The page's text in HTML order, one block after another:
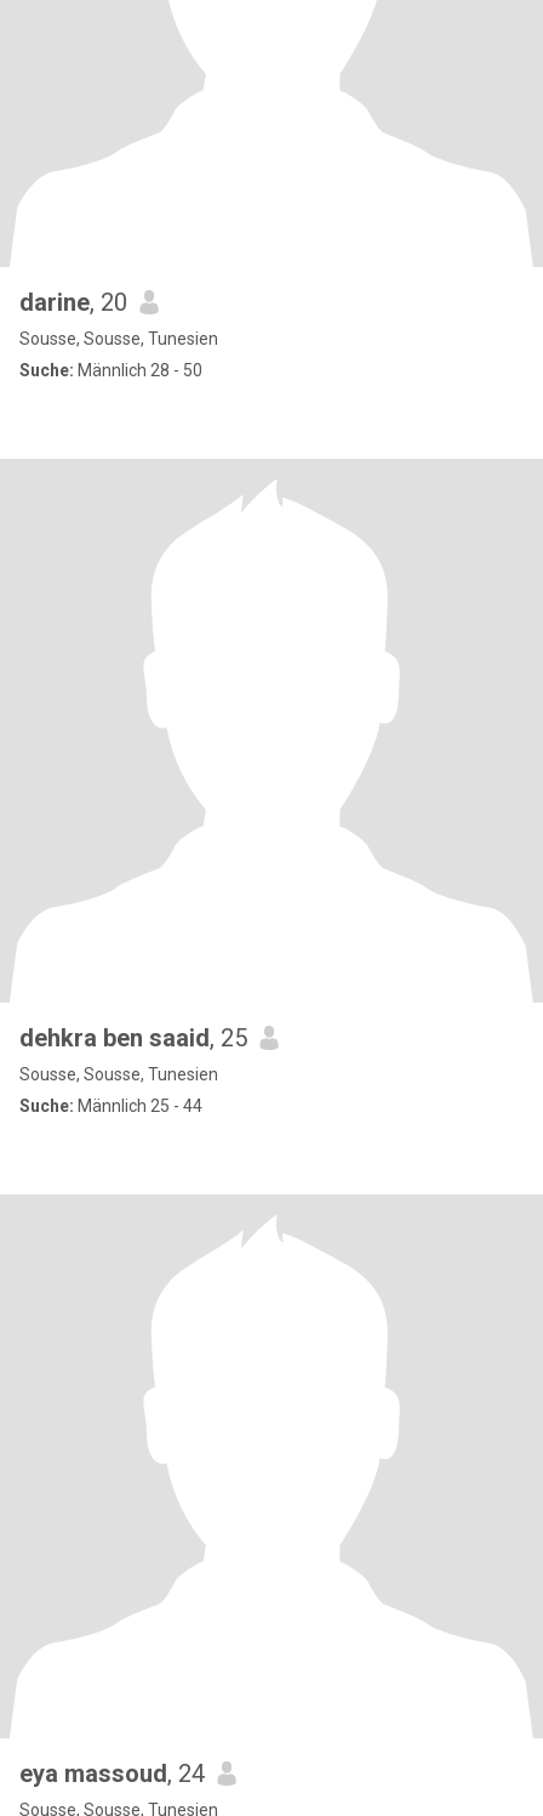
darine, 20
Sousse, Sousse, Tunesien
Suche: Männlich 28 - 50
dehkra ben saaid, 25
Sousse, Sousse, Tunesien
Suche: Männlich 25 - 44
eya massoud, 24
Sousse, Sousse, Tunesien